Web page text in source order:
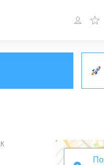
Добавить объект